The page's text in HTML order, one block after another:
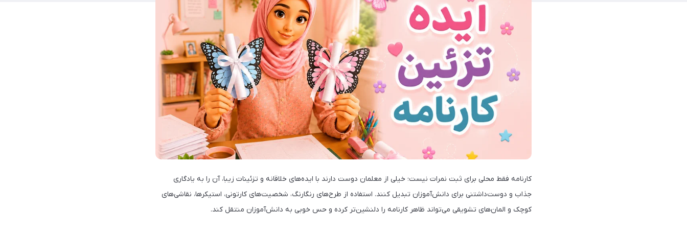
کارنامه فقط محلی برای ثبت نمرات نیست؛ خیلی از معلمان دوست دارند با ایده‌های خلاقانه و تزئینات زیبا، آن را به یادگاری
جذاب و دوست‌داشتنی برای دانش‌آموزان تبدیل کنند. استفاده از طرح‌های رنگارنگ، شخصیت‌های کارتونی، استیکرها، نقاشی‌های
کوچک و المان‌های تشویقی می‌تواند ظاهر کارنامه را دلنشین‌تر کرده و حس خوبی به دانش‌آموزان منتقل کند.